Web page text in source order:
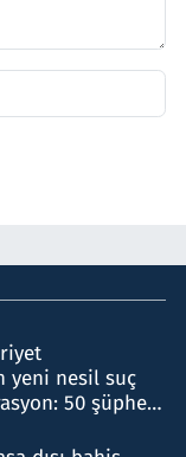
yeni nesil suç
50 şüpheli